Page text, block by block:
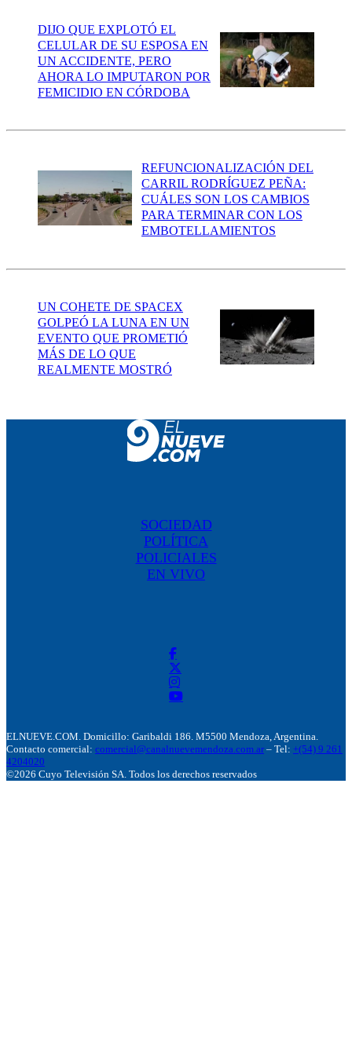
DIJO QUE EXPLOTÓ EL
CELULAR DE SU ESPOSA EN
UN ACCIDENTE, PERO
AHORA LO IMPUTARON POR
FEMICIDIO EN CÓRDOBA
REFUNCIONALIZACIÓN DEL
CARRIL RODRÍGUEZ PEÑA:
CUÁLES SON LOS CAMBIOS
PARA TERMINAR CON LOS
EMBOTELLAMIENTOS
UN COHETE DE SPACEX
GOLPEÓ LA LUNA EN UN
EVENTO QUE PROMETIÓ
MÁS DE LO QUE
REALMENTE MOSTRÓ
SOCIEDAD
POLÍTICA
POLICIALES
EN VIVO
ELNUEVE.COM. Domicillo: Garibaldi 186. M5500 Mendoza, Argentina.
Contacto comercial: comercial@canalnuevemendoza.com.ar – Tel: +(54) 9 261
4204020
©2026 Cuyo Televisión SA. Todos los derechos reservados